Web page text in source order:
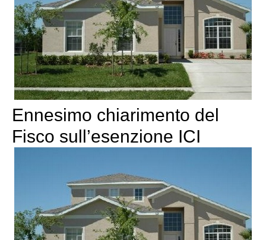
Ennesimo chiarimento del
Fisco sull’esenzione ICI